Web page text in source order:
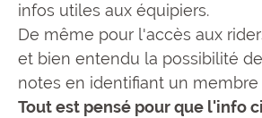
infos utiles aux équipiers.
De même pour l'accès aux
et bien entendu la possibilité
notes en identifiant un
Tout est pensé pour que l'info